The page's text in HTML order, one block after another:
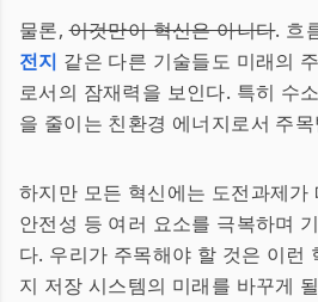
물론,이것만이 혁신은 아니다. 흐
전지 같은 다른 기술들도 미래의
로서의 잠재력을 보인다. 특히 수
을 줄이는 친환경 에너지로서 주
하지만 모든 혁신에는 도전과제가
안전성 등 여러 요소를 극복하며
다. 우리가 주목해야 할 것은 이런
지 저장 시스템의 미래를 바꾸게